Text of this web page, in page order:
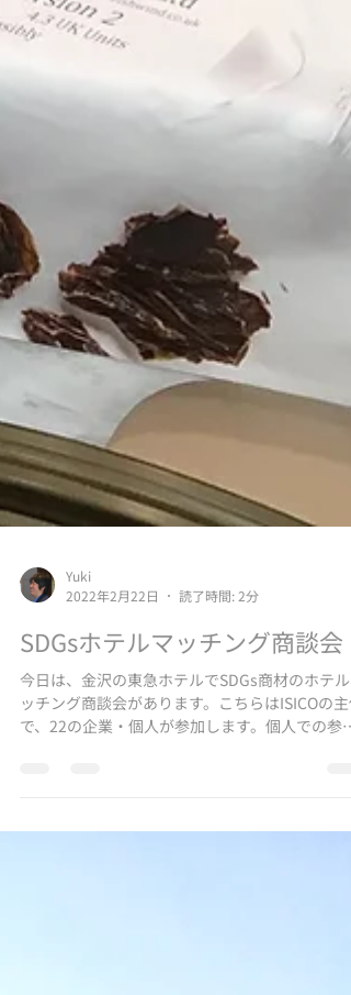
Yuki
2022年2月22日
読了時間: 2分
SDGsホテルマッチング商談会
今日は、金沢の東急ホテルでSDGs商材のホテル
た。2022年、2月、22日の22番ブース、一粒万倍